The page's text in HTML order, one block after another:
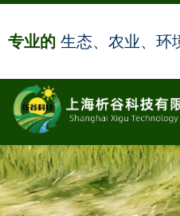
专业的 生态、农业、环